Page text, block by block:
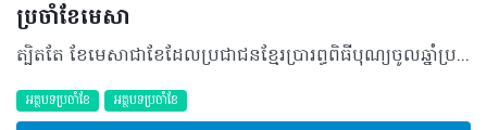
ប្រចាំខែមេសា
ត្បិតតែ ខែមេសាជាខែដែលប្រជាជនខ្មែរប្រារព្ធពិធីបុណ្យចូលឆ្នាំប្រពៃណីជាតិ និងជាខែដែលមានថ្ងៃឈប់សម្រាកច្រើនក៏ដោយក៏កំណើននៃការចូលអានអត្ថបទសុខភាពបន្តកើនឡើងជាលំដាប់ដូចខែផ្សេងៗទៀតដែរ។ ជាក់ស្តែង អត្ថបទ ៣ ដែលទទួលបានការអានច្រើនជាងគេប្រចាំខែមេសាគឺ៖ 1. ជំងឺឈាមក្រកកអាចព្យាបាលបានដែរឬទេ? សាស្ត្រាចារ្យវេជ្ជបណ្ឌិត ជាន សុផល ឯកទេសរោគកុមារវិទ្យា និងលោហិតសាស្ត្រ នៃមន្ទីរពេទ្យកុមារជាតិបានពន្យល់យ៉ាងក្បោះក្បាយថាជំងឺហេម៉ូហ្វីលា (Hemophilia) គឺជាប្រភេទជំងឺឈាមក្រកក ឬបណ្តាលឲ្យហូរឈាម ភាគច្រើនបង្កឡើងដោយកង្វះកត្តាឈាមកក។ អ្នកជំងឺមិនមានការហូរឈាមច្រើនជាងធម្មតាទេ ប៉ុន្តែការហូរឈាមនេះអាចមានរយៈពេលយូរជាងធម្មតា។ ជាក់ស្តែងវាជាជំងឺដ៏កម្រដែលអាចស្តែងមានឡើងលើមនុស្សម្នាក់តែប៉ុណ្ណោះក្នុងចំណោម ១០០០នាក់ និងអាចកើតមានឡើងបានគ្រប់វ័យ ចាប់តាំងពីទារករហូតដល់វ័យចំណាស់ និងជាជំងឺមួយដែលតម្រូវឲ្យអ្នកជំងឺរស់នៅជាមួយការព្យាបាលអស់មួយជីវិត។ យល់កាន់តែច្បាស់អំពីមូលហេតុ និងវិធីព្យាបាលតាមរយៈ៖ https://healthtime.tips/library/article/1911 2.ឈឺក្បាល និងជ្រុះសក់ មួយណាជាហេតុ? មួយណាជាផល? “អាការៈឈឺក្បាលធ្វើឲ្យអ្នកជ្រុះសក់? ឬបញ្ហាជ្រុះសក់ជាហេតុផលធ្វើឲ្យអ្នកឈឺក្បាល?” នៅតែជាភាពស្រពិចស្រពិលមួយកើតមានឡើងសឹងតែបុគ្គលគ្រប់រូបទាំងអស់។ យ៉ាងណាមិញ ហេតុផលនៃបញ្ហាទាំងពីរខាងលើអាចបណ្តាលមកពីកត្តារួមផ្សំគ្នានៃស្ថានភាពជំងឺណាមួយ នេះបើយោងតាមប្រសាសន៍លោកសាស្ត្រាចារ្យវេជ្ជបណ្ឌិត ជុំ ណាវុធឯកទេសប្រព័ន្ធសរសៃប្រសាទ សរសៃឈាមខួរក្បាល និងជានាយផ្នែកប្រព័ន្ធសរសៃប្រសាទខួរក្បាលនៃមន្ទីរពេទ្យមិត្តភាពខ្មែរ-សូវៀត។ ស្វែងយល់បន្ថែមតាមរយៈ៖ https://healthtime.tips/library/article/1909 3. អ្វីទៅជាប្រូតេអុីនកូឡាជែន? នៅពេលវ័យកាន់តែចាស់ ស្រទាប់ស្បែករបស់អ្នកក៏ប្រែប្រួល ដែលនេះបណ្តាលមកពីការបាត់បង់នូវប្រូតេអុីនកូឡាជែនធម្មជាតិរបស់ស្បែក ដែលបណ្តាលឲ្យបាត់បង់ភាពតឹងណែន នាំឲ្យផលិតផលបំប៉នកូឡាជែនត្រូវបានគេនិយមប្រើប្រាស់ដើម្បីស្តារស្ថានភាពស្បែកឲ្យមានភាពប្រសើរឡើងវិញ។ អ្វីជាកូឡាជែន? តើគួរប្រើប្រាស់ក្នុងកម្រិតណាល្អ? អាចមានផលវិបាកអ្វីខ្លះ...? ចម្លើយទាំងអស់នេះនឹងត្រូវបានលាតត្រដាងយ៉ាងលម្អិតក្នុង៖ https://healthtime.tips/library/article/1910 ©2019 រក្សាសិទ្ធិគ្រប់យ៉ាង​ដោយ Healthtime Corporation ចំពោះគ្រប់អត្ថបទដោយគ្មានផ្នែកណាមួយត្រូវបោះពុម្ពផ្សាយចូល ប្រព័ន្ធអុីនធឺណែតឧបករណ៍អេឡិចត្រូនិកអាត់ជាសំឡេងឬថតចំលងគ្រប់រូបភាពដោយគ្មានការអនុញ្ញាតឡើយ
អត្ថបទប្រចាំខែ អត្ថបទប្រចាំខែ